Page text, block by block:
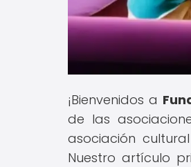
¡Bienvenidos a
de las
asociación
Nuestro artículo